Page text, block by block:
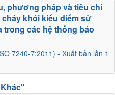
7240-7:2011) - Xuất bản lần 1
phương pháp và tiêu chí
khói kiểu điểm sử
trong các hệ thống báo